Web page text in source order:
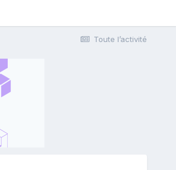
Toute l’activité